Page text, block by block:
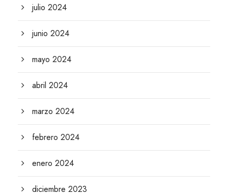
julio 2024
junio 2024
mayo 2024
abril 2024
marzo 2024
febrero 2024
enero 2024
diciembre 2023